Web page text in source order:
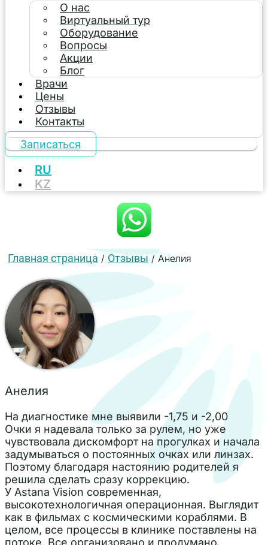
О нас
Виртуальный тур
Оборудование
Вопросы
Акции
Блог
Врачи
Цены
Отзывы
Контакты
Записаться
RU
KZ
Главная страница / Отзывы / Анелия
Анелия
На диагностике мне выявили -1,75 и -2,00
Очки я надевала только за рулем, но уже
чувствовала дискомфорт на прогулках и начала
задумываться о постоянных очках или линзах.
Поэтому благодаря настоянию родителей я
решила сделать сразу коррекцию.
У Astana Vision современная,
высокотехнологичная операционная. Выглядит
как в фильмах с космическими кораблями. В
целом, все процессы в клинике поставлены на
потоке. Все организовано и продумано.